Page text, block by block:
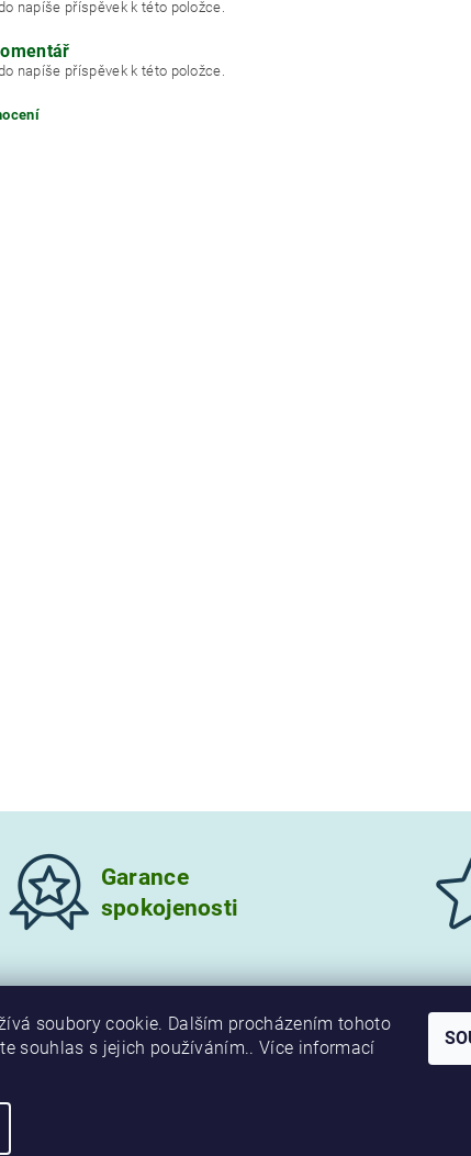
napíše příspěvek k této položce.
napíše příspěvek k této položce.
Garance
spokojenosti
soubory cookie. Dalším procházením tohoto
souhlas s jejich používáním.. Více informací